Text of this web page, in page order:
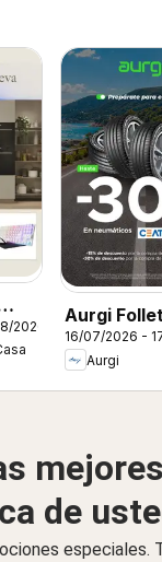
2026
Aurgi
16/07/2026 -
Aurgi
mejores
de
especiales.